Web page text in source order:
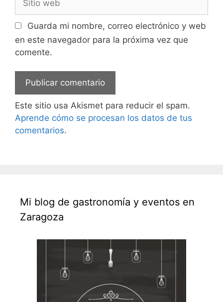
web
Guarda mi nombre, correo electrónico y web
en este navegador para la próxima vez que
comente.
Este sitio usa Akismet para reducir el spam.
Aprende cómo se procesan los datos de tus
comentarios.
Mi blog de gastronomía y eventos en
Zaragoza